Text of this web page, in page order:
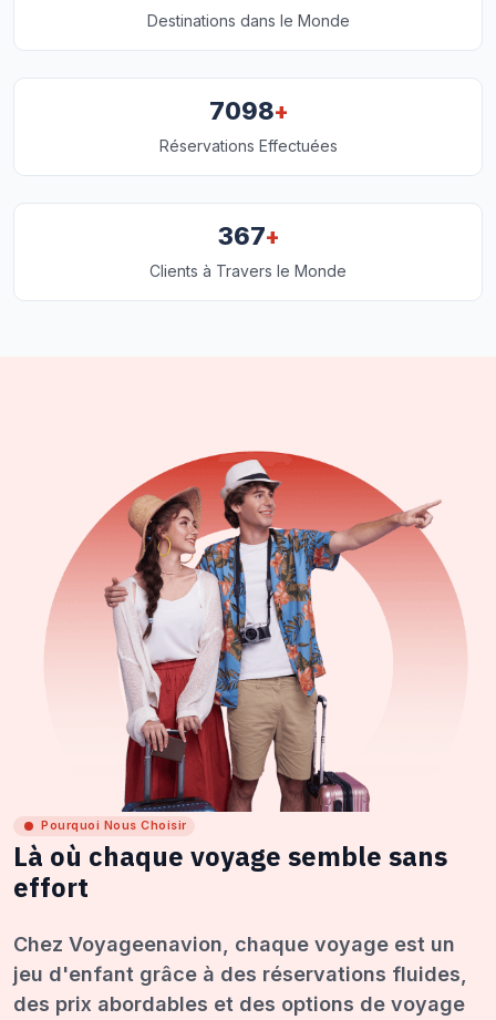
Destinations dans le Monde
7098+
Réservations Effectuées
367+
Clients à Travers le Monde
Pourquoi Nous Choisir
Là où chaque voyage semble sans
effort
Chez Voyageenavion, chaque voyage est un
jeu d'enfant grâce à des réservations fluides,
des prix abordables et des options de voyage